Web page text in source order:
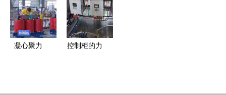
探讨
势
凝心聚力
控制柜的力